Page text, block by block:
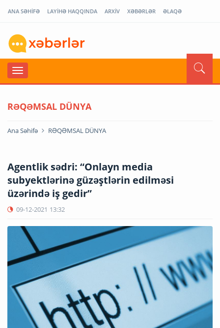
ANA SƏHİFƏ LAYİHƏ HAQQINDA ARXİV XƏBƏRLƏR ƏLAQƏ
RƏQƏMSAL DÜNYA
Ana Səhifə RƏQƏMSAL DÜNYA
Agentlik sədri: “Onlayn media
subyektlərinə güzəştlərin edilməsi
üzərində iş gedir”
09-12-2021 13:32